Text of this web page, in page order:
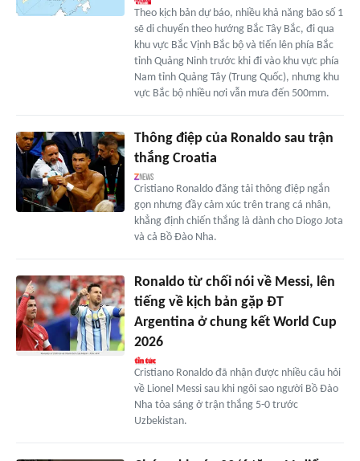
Theo kịch bản dự báo, nhiều khả năng bão số 1
sẽ di chuyển theo hướng Bắc Tây Bắc, đi qua
khu vực Bắc Vịnh Bắc bộ và tiến lên phía Bắc
tỉnh Quảng Ninh trước khi đi vào khu vực phía
Nam tỉnh Quảng Tây (Trung Quốc), nhưng khu
vực Bắc bộ nhiều nơi vẫn mưa đến 500mm.
Thông điệp của Ronaldo sau trận
thắng Croatia
Cristiano Ronaldo đăng tải thông điệp ngắn
gọn nhưng đầy cảm xúc trên trang cá nhân,
khẳng định chiến thắng là dành cho Diogo Jota
và cả Bồ Đào Nha.
Ronaldo từ chối nói về Messi, lên
tiếng về kịch bản gặp ĐT
Argentina ở chung kết World Cup
2026
Cristiano Ronaldo đã nhận được nhiều câu hỏi
về Lionel Messi sau khi ngôi sao người Bồ Đào
Nha tỏa sáng ở trận thắng 5-0 trước
Uzbekistan.